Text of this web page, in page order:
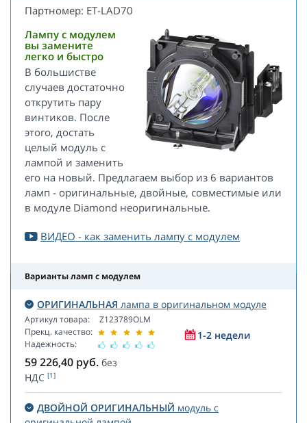
Партномер: ET-LAD70
Лампу с модулем
вы замените
легко и быстро
В большистве
случаев достаточно
открутить пару
винтиков. После
этого, достать
целый модуль с
лампой и заменить
его на новый. Предлагаем выбор из 6 вариантов
ламп - оригинальные, двойные, совместимые или
в модуле Diamond неоригинальные.
ВИДЕО - как заменить лампу с модулем
Варианты ламп с модулем
ОРИГИНАЛЬНАЯ лампа в оригинальном модуле
Артикул товара:
Прекц. качество:
Надежность:
Z123789OLM
1-2 недели
59 226,40 руб. без
НДС [1]
ДВОЙНОЙ ОРИГИНАЛЬНЫЙ модуль с